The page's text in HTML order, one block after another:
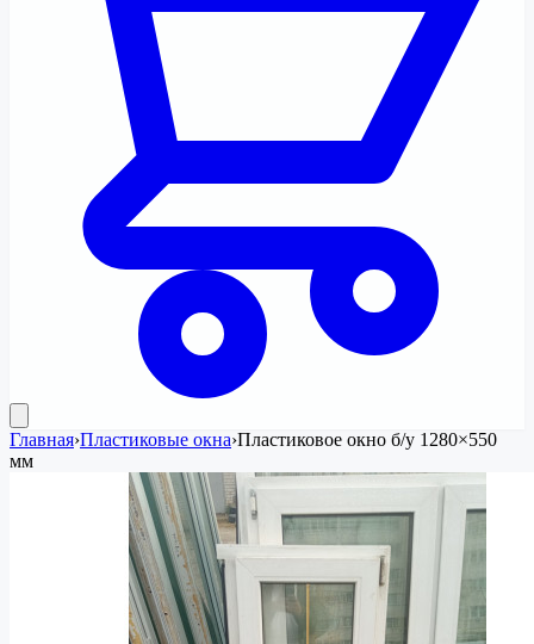
Главная›Пластиковые окна›Пластиковое окно б/у 1280×550
мм